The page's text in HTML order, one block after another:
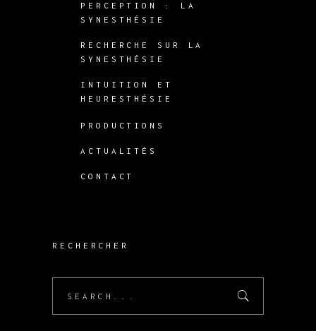
PERCEPTION : LA
SYNESTHÉSIE
RECHERCHE SUR LA
SYNESTHÉSIE
INTUITION ET
HEURESTHÉSIE
PRODUCTIONS
ACTUALITÉS
CONTACT
RECHERCHER